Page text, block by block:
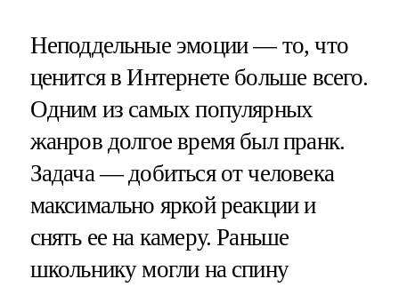
Неподдельные эмоции — то, что
ценится в Интернете больше всего.
Одним из самых популярных
жанров долгое время был пранк.
Задача — добиться от человека
максимально яркой реакции и
снять ее на камеру. Раньше
школьнику могли на спину